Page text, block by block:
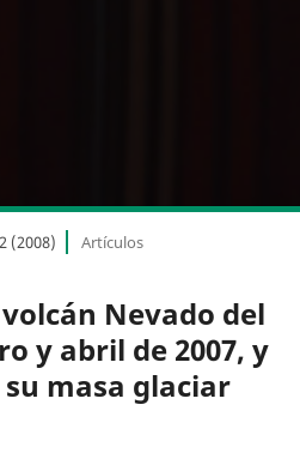
(2008) Artículos
Nevado del
y abril de 2007, y
masa glaciar